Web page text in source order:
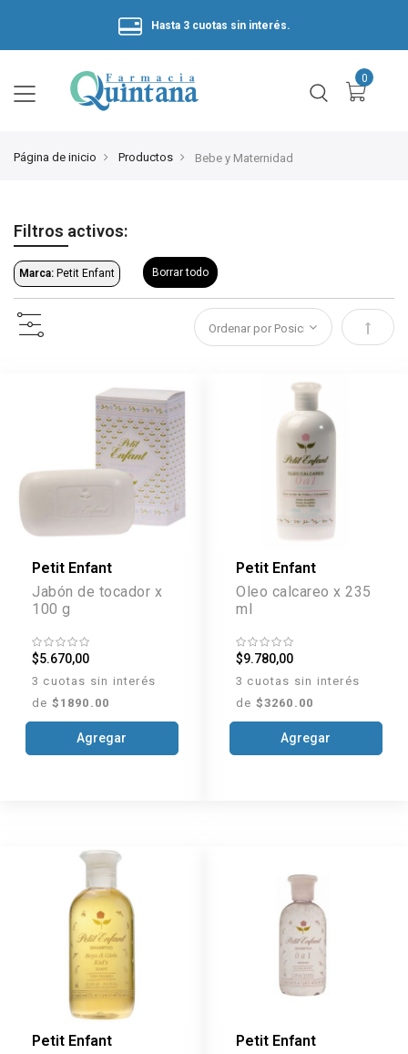
Hasta 3 cuotas sin interés.
Página de inicio Productos Bebe y Maternidad
Filtros activos:
Marca: Petit Enfant Borrar todo
Petit Enfant
Jabón de tocador x
100 g
$5.670,00
3 cuotas sin interés
de $1890.00
Agregar
Petit Enfant
Oleo calcareo x 235
ml
$9.780,00
3 cuotas sin interés
de $3260.00
Agregar
Petit Enfant
Petit Enfant